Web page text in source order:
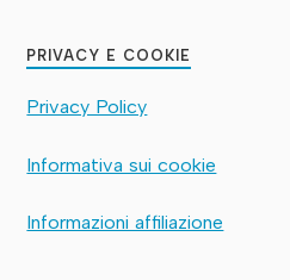
PRIVACY E COOKIE
Privacy Policy
Informativa sui cookie
Informazioni affiliazione